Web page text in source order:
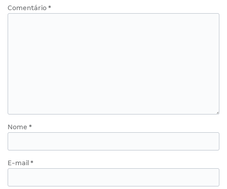
Comentário *
Nome *
E-mail *